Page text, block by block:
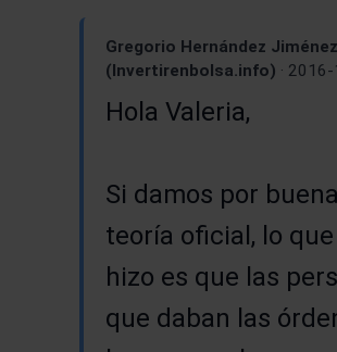
Gregorio Hernández Jiménez
(Invertirenbolsa.info) ·
Hola Valeria,
Si damos por
teoría oficial, lo
hizo es que las
que daban las